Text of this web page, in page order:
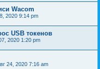
Wacom
2020 9:14 pm
USB токенов
2020 1:20 pm
24, 2020 7:16 am